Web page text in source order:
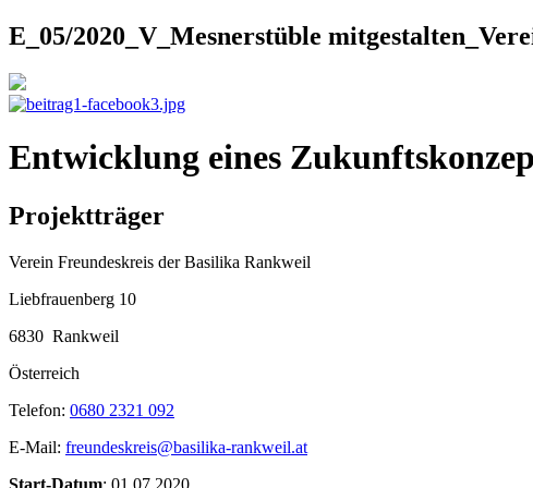
E_05/2020_V_Mesnerstüble
Entwicklung eines
Projektträger
Verein Freundeskreis der Basilika Rankweil
Liebfrauenberg 10
6830 Rankweil
Österreich
Telefon: 0680 2321 092
E-Mail: freundeskreis@basilika-rankweil.at
Start-Datum: 01.07.2020